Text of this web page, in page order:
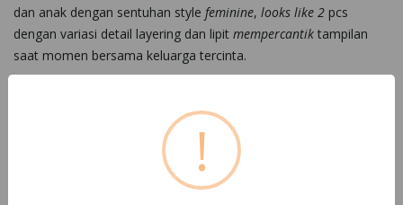
dan anak dengan sentuhan style feminine, looks like 2 pcs
dengan variasi detail layering dan lipit mempercantik tampilan
saat momen bersama keluarga tercinta.
adalah kain premium yang terbuat dari campuran serat
sintetis dan ceruty, menawarkan tekstur halus, lembut, dan
ringan. Kain ini memiliki daya jatuh yang elegan, tidak mudah
kusut, serta memberikan tampilan mewah dan anggun. Cocok
!